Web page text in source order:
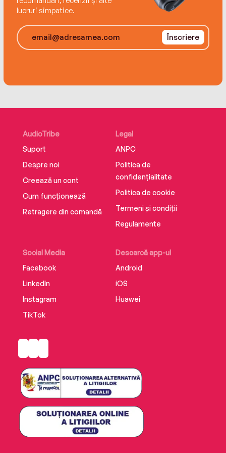
Fisher, one of the most cunning writers of our
Looking for more great reads by Tarryn Fisher?
lucruri simpatice.
Înscriere
AudioTribe
Suport
Despre noi
Creează un cont
Cum funcționează
Retragere din comandă
Social Media
Facebook
LinkedIn
Instagram
TikTok
Descarcă app-ul
Android
iOS
Huawei
Legal
ANPC
Politica de
confidențialitate
Politica de cookie
Termeni și condiții
Regulamente